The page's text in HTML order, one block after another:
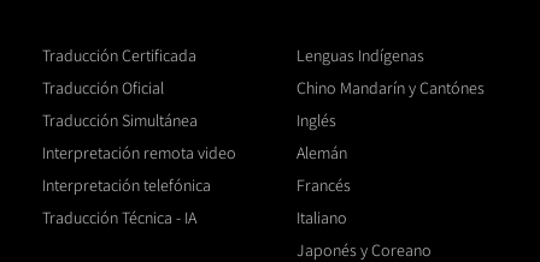
Traducción Certificada
Traducción Oficial
Traducción Simultánea
Interpretación remota video
Interpretación telefónica
Traducción Técnica - IA
Lenguas Indígenas
Chino Mandarín y Cantónes
Inglés
Alemán
Francés
Italiano
Japonés y Coreano